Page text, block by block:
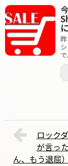
ロック
が言っ
ん、もう退屈